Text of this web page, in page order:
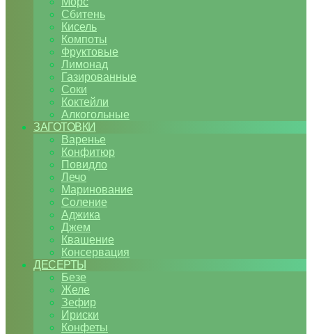
Сбитень
Кисель
Компоты
Фруктовые
Лимонад
Газированные
Соки
Коктейли
Алкогольные
ЗАГОТОВКИ
Варенье
Конфитюр
Повидло
Лечо
Маринование
Соление
Аджика
Джем
Квашение
Консервация
ДЕСЕРТЫ
Безе
Желе
Зефир
Ириски
Конфеты